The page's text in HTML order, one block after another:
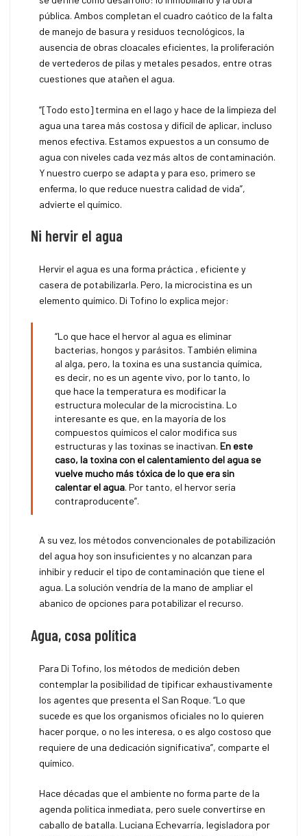
pública. Ambos completan el cuadro caótico de la falta
de manejo de basura y residuos tecnológicos, la
ausencia de obras cloacales eficientes, la proliferación
de vertederos de pilas y metales pesados, entre otras
cuestiones que atañen el agua.
“[Todo esto] termina en el lago y hace de la limpieza del
agua una tarea más costosa y difícil de aplicar, incluso
menos efectiva. Estamos expuestos a un consumo de
agua con niveles cada vez más altos de contaminación.
Y nuestro cuerpo se adapta y para eso, primero se
enferma, lo que reduce nuestra calidad de vida”,
advierte el químico.
Ni hervir el agua
Hervir el agua es una forma práctica , eficiente y
casera de potabilizarla. Pero, la microcistina es un
elemento químico. Di Tofino lo explica mejor:
“Lo que hace el hervor al agua es eliminar
bacterias, hongos y parásitos. También elimina
al alga, pero, la toxina es una sustancia química,
es decir, no es un agente vivo, por lo tanto, lo
que hace la temperatura es modificar la
estructura molecular de la microcistina. Lo
interesante es que, en la mayoría de los
compuestos químicos el calor modifica sus
estructuras y las toxinas se inactivan. En este
caso, la toxina con el calentamiento del agua se
vuelve mucho más tóxica de lo que era sin
calentar el agua. Por tanto, el hervor sería
contraproducente”.
A su vez, los métodos convencionales de potabilización
del agua hoy son insuficientes y no alcanzan para
inhibir y reducir el tipo de contaminación que tiene el
agua. La solución vendría de la mano de ampliar el
abanico de opciones para potabilizar el recurso.
Agua, cosa política
Para Di Tofino, los métodos de medición deben
contemplar la posibilidad de tipificar exhaustivamente
los agentes que presenta el San Roque. “Lo que
sucede es que los organismos oficiales no lo quieren
hacer porque, o no les interesa, o es algo costoso que
requiere de una dedicación significativa”, comparte el
químico.
Hace décadas que el ambiente no forma parte de la
agenda política inmediata, pero suele convertirse en
caballo de batalla. Luciana Echevarría, legisladora por